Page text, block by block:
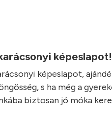
képeslapot!
képeslapot,
s ha még a
biztosan jó móka